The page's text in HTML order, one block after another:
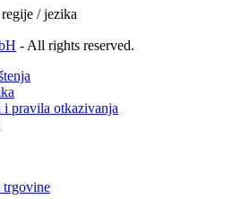
/ jezika
- All rights reserved.
pravila otkazivanja
trgovine